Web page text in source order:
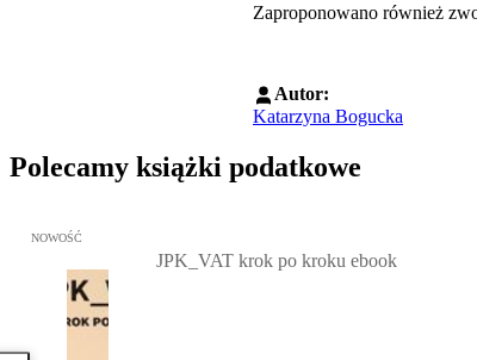
Zaproponowano również
Autor:
Katarzyna Bogucka
Polecamy książki podatkowe
Przejdź do: JPK_VAT krok po kroku ebook, Patrycja
NOWOŚĆ
JPK_VAT krok po kroku ebook